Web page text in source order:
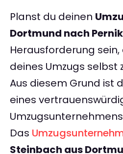
Planst du deinen
Dortmund nach Pernik
Herausforderung
deines Umzugs selbst
Aus diesem Grund ist
eines
Das
Steinbach aus